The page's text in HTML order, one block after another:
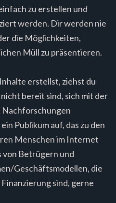
zu erstellen und
werden. Dir werden nie
die Möglichkeiten,
Müll zu präsentieren.
erstellst, ziehst du
bereit sind, sich mit der
Nachforschungen
Publikum auf, das zu den
Menschen im Internet
von Betrügern und
Geschäftsmodellen, die
sind, gerne